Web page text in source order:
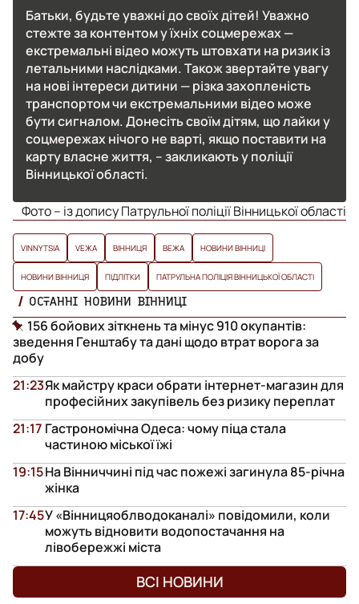
Батьки, будьте уважні до своїх дітей! Уважно
стежте за контентом у їхніх соцмережах —
екстремальні відео можуть штовхати на ризик із
летальними наслідками. Також звертайте увагу
на нові інтереси дитини — різка захопленість
транспортом чи екстремальними відео може
бути сигналом. Донесіть своїм дітям, що лайки у
соцмережах нічого не варті, якщо поставити на
карту власне життя, – закликають у поліції
Вінницької області.
Фото – із допису Патрульної поліції Вінницької області
VINNYTSIA VЕЖА ВІННИЦЯ ВЕЖА НОВИНИ ВІННИЦІ
НОВИНИ ВІННИЦЯ ПІДЛІТКИ ПАТРУЛЬНА ПОЛІЦІЯ ВІННИЦЬКОЇ ОБЛАСТІ
ОСТАННІ НОВИНИ ВІННИЦІ
156 бойових зіткнень та мінус 910 окупантів:
зведення Генштабу та дані щодо втрат ворога за
добу
Як майстру краси обрати інтернет-магазин для
професійних закупівель без ризику переплат
21:23
Гастрономічна Одеса: чому піца стала
частиною міської їжі
21:17
На Вінниччині під час пожежі загинула 85-річна
жінка
19:15
У «Вінницяоблводоканалі» повідомили, коли
можуть відновити водопостачання на
лівобережжі міста
17:45
ВСІ НОВИНИ